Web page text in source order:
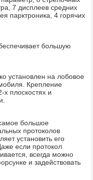
7 дисплеев средних
парктроника, 4 горячих
большую
установлен на лобовое
Крепление
х плоскостях и
большое
протоколов
установить его
если протокол
всегда можно
и задействовать